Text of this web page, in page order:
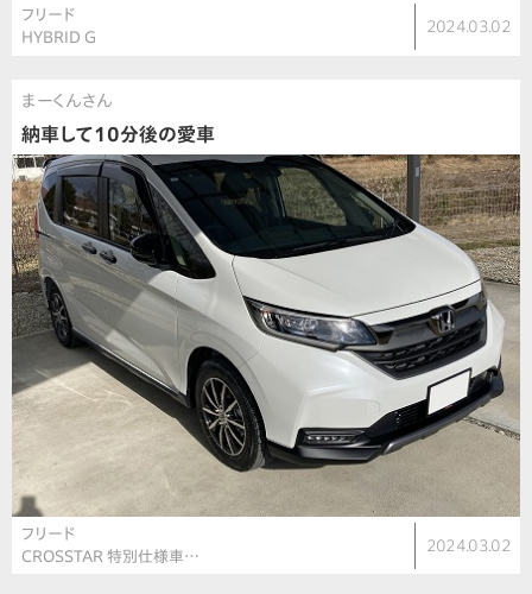
フリード
HYBRID G
2024.03.02
まーくんさん
納車して10分後の愛車
フリード
CROSSTAR 特別仕様車…
2024.03.02